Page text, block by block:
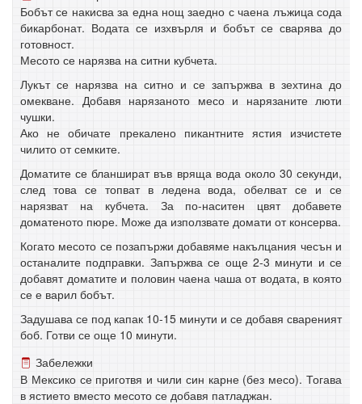
Бобът се накисва за една нощ заедно с чаена лъжица сода
бикарбонат. Водата се изхвърля и бобът се сварява до
готовност.
Месото се нарязва на ситни кубчета.
Лукът се нарязва на ситно и се запържва в зехтина до
омекване. Добавя нарязаното месо и нарязаните люти
чушки.
Ако не обичате прекалено пикантните ястия изчистете
чилито от семките.
Доматите се бланшират във вряща вода около 30 секунди,
след това се топват в ледена вода, обелват се и се
нарязват на кубчета. За по-наситен цвят добавете
доматеното пюре. Може да използвате домати от консерва.
Когато месото се позапържи добавяме накълцания чесън и
останалите подправки. Запържва се още 2-3 минути и се
добавят доматите и половин чаена чаша от водата, в която
се е варил бобът.
Задушава се под капак 10-15 минути и се добавя свареният
боб. Готви се още 10 минути.
Забележки
В Мексико се приготвя и чили син карне (без месо). Тогава
в ястието вместо месото се добавя патладжан.